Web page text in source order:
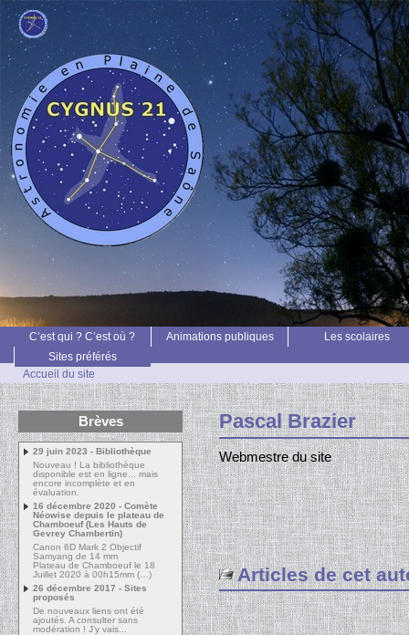
C’est qui ? C’est où ? Animations publiques
Les scolaires
Sites préférés
Accueil du site
Pascal Brazier
Webmestre du site
Articles de cet
Brèves
29 juin 2023 - Bibliothèque
Nouveau ! La bibliothèque
disponible est en ligne... mais
encore incomplète et en
évaluation.
16 décembre 2020 - Comète
Néowise depuis le plateau de
Chamboeuf (Les Hauts de
Gevrey Chambertin)
Canon 6D Mark 2 Objectif
Samyang de 14 mm
Plateau de Chamboeuf le 18
Juillet 2020 à 00h15mm (…)
26 décembre 2017 - Sites
proposés
De nouveaux liens ont été
ajoutés. A consulter sans
modération ! J’y vais...